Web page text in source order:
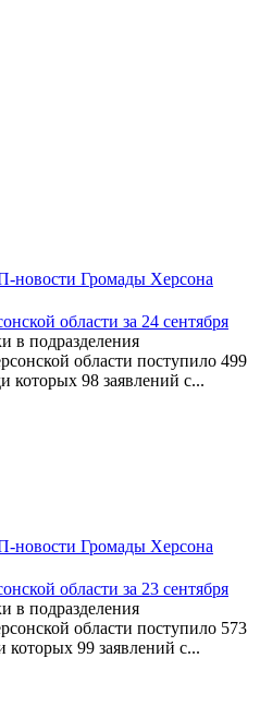
новости Громады Херсона
области за 24 сентября
в подразделения
области поступило 499
которых 98 заявлений с...
новости Громады Херсона
области за 23 сентября
в подразделения
области поступило 573
которых 99 заявлений с...